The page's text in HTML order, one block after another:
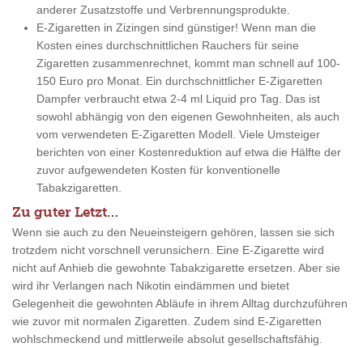
anderer Zusatzstoffe und Verbrennungsprodukte.
E-Zigaretten in Zizingen sind günstiger! Wenn man die
Kosten eines durchschnittlichen Rauchers für seine
Zigaretten zusammenrechnet, kommt man schnell auf 100-
150 Euro pro Monat. Ein durchschnittlicher E-Zigaretten
Dampfer verbraucht etwa 2-4 ml Liquid pro Tag. Das ist
sowohl abhängig von den eigenen Gewohnheiten, als auch
vom verwendeten E-Zigaretten Modell. Viele Umsteiger
berichten von einer Kostenreduktion auf etwa die Hälfte der
zuvor aufgewendeten Kosten für konventionelle
Tabakzigaretten.
Zu guter Letzt…
Wenn sie auch zu den Neueinsteigern gehören, lassen sie sich
trotzdem nicht vorschnell verunsichern. Eine E-Zigarette wird
nicht auf Anhieb die gewohnte Tabakzigarette ersetzen. Aber sie
wird ihr Verlangen nach Nikotin eindämmen und bietet
Gelegenheit die gewohnten Abläufe in ihrem Alltag durchzuführen
wie zuvor mit normalen Zigaretten. Zudem sind E-Zigaretten
wohlschmeckend und mittlerweile absolut gesellschaftsfähig.